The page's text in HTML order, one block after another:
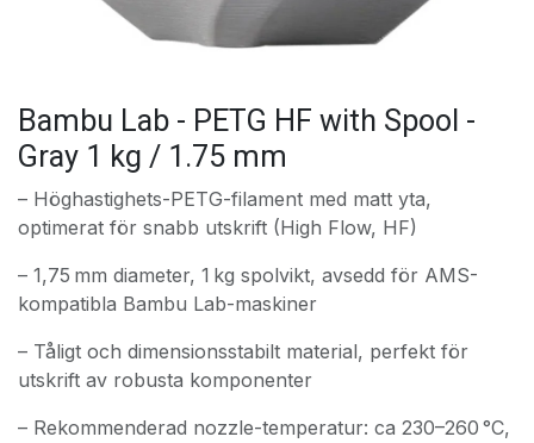
Bambu Lab - PETG HF with Spool -
Gray 1 kg / 1.75 mm
– Höghastighets-PETG-filament med matt yta,
optimerat för snabb utskrift (High Flow, HF)
– 1,75 mm diameter, 1 kg spolvikt, avsedd för AMS-
kompatibla Bambu Lab-maskiner
– Tåligt och dimensionsstabilt material, perfekt för
utskrift av robusta komponenter
– Rekommenderad nozzle-temperatur: ca 230–260 °C,